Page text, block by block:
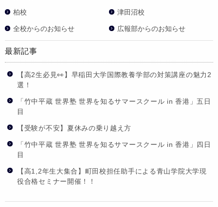
柏校 津田沼校
全校からのお知らせ 広報部からのお知らせ
最新記事
【高2生必見👀】早稲田大学国際教養学部の対策講座の魅力2
選！
「竹中平蔵 世界塾 世界を知るサマースクール in 香港」五日
目
【受験が不安】夏休みの乗り越え方
「竹中平蔵 世界塾 世界を知るサマースクール in 香港」四日
目
【高1,2年生大集合】町田校担任助手による青山学院大学現
役合格セミナー開催！！